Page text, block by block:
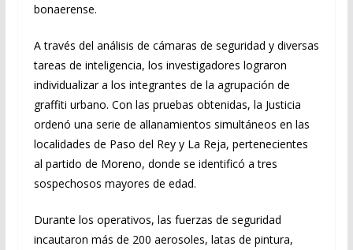
bonaerense.
A través del análisis de cámaras de seguridad y diversas
tareas de inteligencia, los investigadores lograron
individualizar a los integrantes de la agrupación de
graffiti urbano. Con las pruebas obtenidas, la Justicia
ordenó una serie de allanamientos simultáneos en las
localidades de Paso del Rey y La Reja, pertenecientes
al partido de Moreno, donde se identificó a tres
sospechosos mayores de edad.
Durante los operativos, las fuerzas de seguridad
incautaron más de 200 aerosoles, latas de pintura,